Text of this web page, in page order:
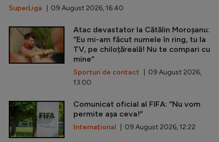
SuperLiga | 09 August 2026, 16:40
Atac devastator la Cătălin Moroșanu:
”Eu mi-am făcut numele în ring, tu la
TV, pe chiloțăreală! Nu te compari cu
mine”
Sporturi de contact | 09 August 2026,
13:00
Comunicat oficial al FIFA: ”Nu vom
permite așa ceva!”
Internațional | 09 August 2026, 12:22